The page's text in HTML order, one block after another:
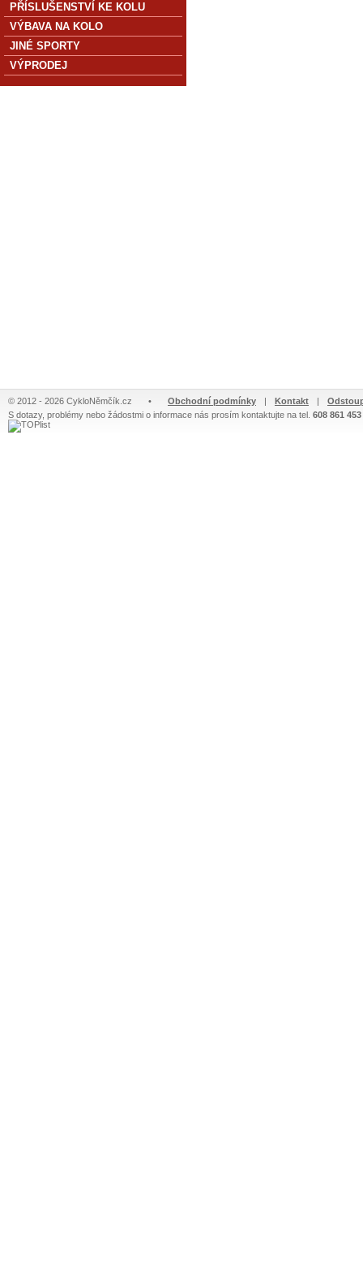
PŘÍSLUŠENSTVÍ KE KOLU
VÝBAVA NA KOLO
JINÉ SPORTY
VÝPRODEJ
© 2012 - 2026 CykloNěmčík.cz • Obchodní podmínky | Kontakt |
S dotazy, problémy nebo žádostmi o informace nás prosím kontaktujte na tel. 608 861 453